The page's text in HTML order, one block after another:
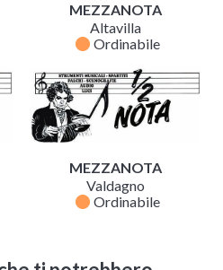
MEZZANOTA
Altavilla
fiber_manual_record Ordinabile
MEZZANOTA
Valdagno
fiber_manual_record Ordinabile